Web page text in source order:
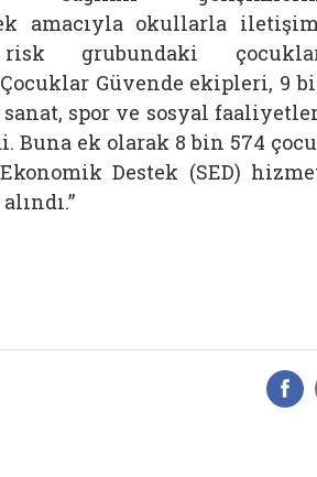
amacıyla okullarla
grubundaki
Güvende ekipleri, 9
sanat, spor ve sosyal
Buna ek olarak 8 bin 574
Destek (SED)